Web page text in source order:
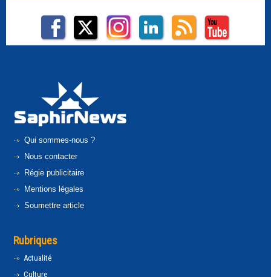
Qui sommes-nous ?
Nous contacter
Régie publicitaire
Mentions légales
Soumettre article
Rubriques
Actualité
Culture